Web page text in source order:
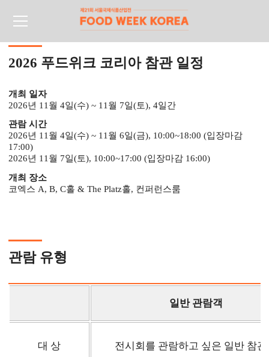
2026 푸드위크 코리아 참관 일정
개최 일자
2026년 11월 4일(수) ~ 11월 7일(토), 4일간
관람 시간
2026년 11월 4일(수) ~ 11월 6일(금), 10:00~18:00 (입장마감
17:00)
2026년 11월 7일(토), 10:00~17:00 (입장마감 16:00)
개최 장소
코엑스 A, B, C홀 & The Platz홀, 컨퍼런스룸
관람 유형
일반 관람객
대 상 전시회를 관람하고 싶은 일반 참